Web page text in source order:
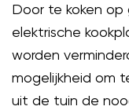
Door te koken
elektrische
worden
mogelijkheid om
uit de tuin de